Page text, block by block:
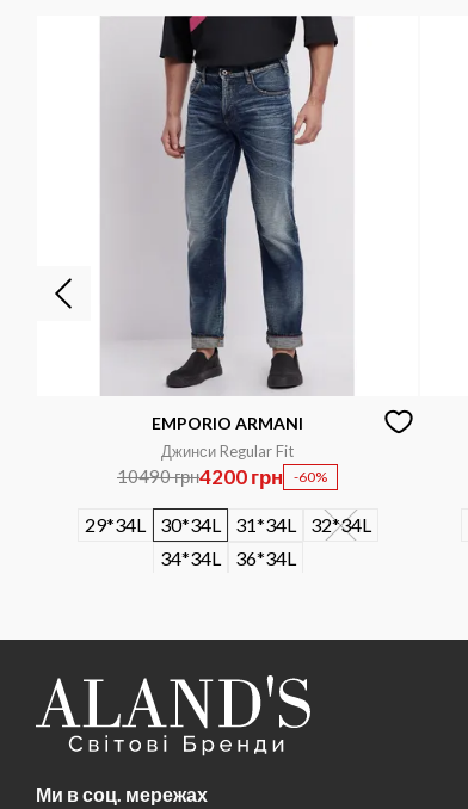
EMPORIO ARMANI
Джинси Regular Fit
10490 грн4200 грн -60%
29*34L 30*34L 31*34L
32*34L
34*34L
36*34L
Ми в соц. мережах